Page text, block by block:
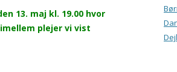
13. maj kl. 19.00 hvor
plejer vi vist